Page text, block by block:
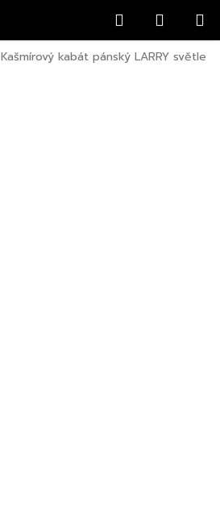
Hledat
KOŠÍK
Kašmírový kabát pánský LARRY světle